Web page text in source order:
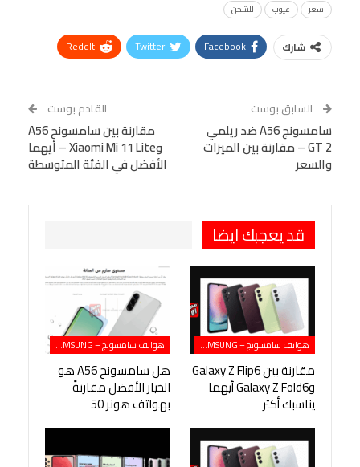
سعر
عيوب للشحن
شارك Facebook
Twitter
ReddIt
Tumblr
البريد الإلكتروني
StumbleUpon
VK
Digg
LINE
BlackBerry
Viber
السابق بوست
سامسونج A56 ضد ريلمي
GT 2 – مقارنة بين الميزات
والسعر
القادم بوست
مقارنة بين سامسونج A56
وXiaomi Mi 11 Lite – أيهما
الأفضل في الفئة المتوسطة
قد يعجبك ايضا
هواتف سامسونج – SAMSUNG
مقارنة بين Galaxy Z Flip6
وGalaxy Z Fold6 أيهما
يناسبك أكثر
هواتف سامسونج – SAMSUNG
هل سامسونج A56 هو
الخيار الأفضل مقارنةً
بهواتف هونر 50